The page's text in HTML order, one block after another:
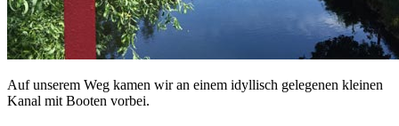
Auf unserem Weg kamen wir an einem idyllisch gelegenen kleinen
Kanal mit Booten vorbei.